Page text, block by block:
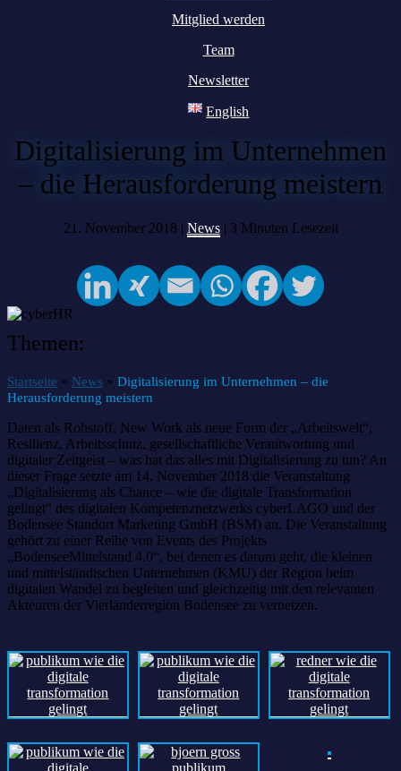
Mitglied werden
Team
Newsletter
English
Digitalisierung im Unternehmen
– die Herausforderung meistern
21. November 2018 | News| 3 Minuten Lesezeit
Themen:
Startseite » News » Digitalisierung im Unternehmen – die
Herausforderung meistern
Daten als Rohstoff, New Work als neue Form der „Arbeitswelt“,
Resilienz, Arbeitsschutz, gesellschaftliche Verantwortung und
digitaler Zeitgeist – was hat das alles mit Digitalisierung zu tun? An
dieser Frage setzte am 14. November 2018 die Veranstaltung
„Digitalisierung als Chance – wie die digitale Transformation
gelingt“ des digitalen Kompetenznetzwerks cyberLAGO und der
Bodensee Standort Marketing GmbH (BSM) an. Die Veranstaltung
gehört zu einer Reihe von Events des Projekts
„BodenseeMittelstand 4.0“, bei denen es darum geht, die kleinen
und mittelständischen Unternehmen (KMU) der Region beim
digitalen Wandel zu begleiten und gleichzeitig mit den relevanten
Akteuren der Vierländerregion Bodensee zu vernetzen.